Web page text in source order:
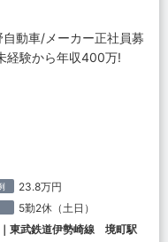
自動車/メーカー正社員募
経験から年収400万!
23.8万円
5勤2休（土日）
東武鉄道伊勢崎線 境町駅